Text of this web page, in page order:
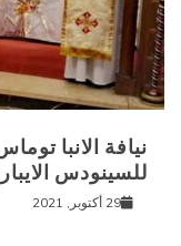
نيافة الانبا
للسينودس
29 أكتوبر, 2021